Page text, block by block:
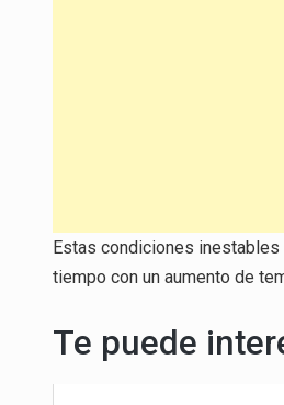
Estas condiciones
tiempo con un aumento de
Te puede